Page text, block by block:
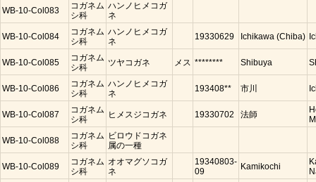
WB-10-Col083
コガネム
シ科
ハンノヒメコガ
ネ
WB-10-Col084
コガネム
シ科
ハンノヒメコガ
ネ
19330629 Ichikawa (Chiba)
WB-10-Col085
コガネム
シ科
ツヤコガネ メス ******** Shibuya
WB-10-Col086
コガネム
シ科
ハンノヒメコガ
ネ
193408** 市川
WB-10-Col087
コガネム
シ科
ヒメスジコガネ 19330702 法師
WB-10-Col088
コガネム
シ科
ビロウドコガネ
属の一種
WB-10-Col089
コガネム
シ科
オオマグソコガ
ネ
19340803-
09
Kamikochi